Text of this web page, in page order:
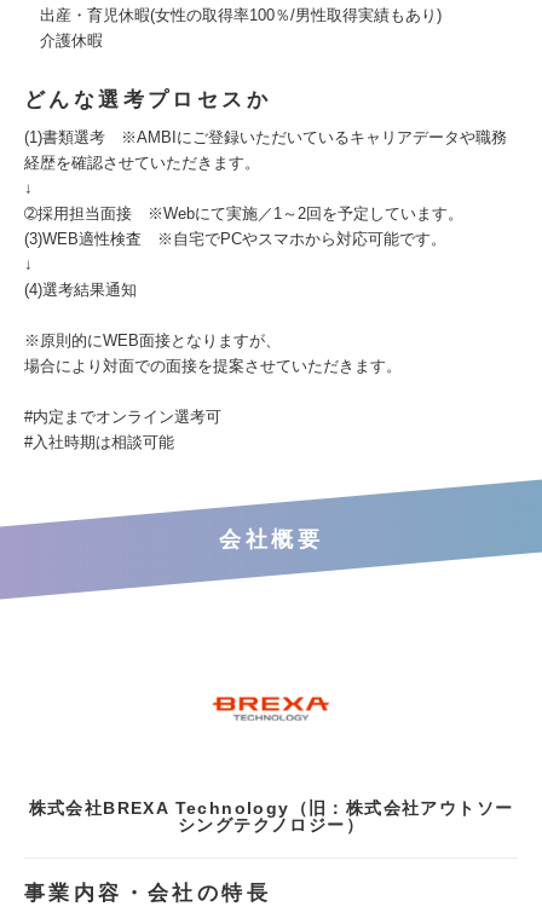
出産・育児休暇(女性の取得率100％/男性取得実績もあり)
介護休暇
どんな選考プロセスか
(1)書類選考 ※AMBIにご登録いただいているキャリアデータや職務
経歴を確認させていただきます。
↓
➁採用担当面接 ※Webにて実施／1～2回を予定しています。
(3)WEB適性検査 ※自宅でPCやスマホから対応可能です。
↓
(4)選考結果通知
※原則的にWEB面接となりますが、
場合により対面での面接を提案させていただきます。
#内定までオンライン選考可
#入社時期は相談可能
会社概要
株式会社BREXA Technology（旧：株式会社アウトソー
シングテクノロジー）
事業内容・会社の特長